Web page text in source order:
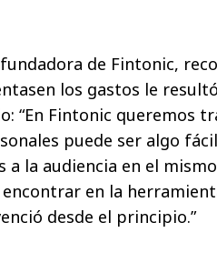
de Fintonic,
los gastos le
“En Fintonic queremos
puede ser algo
la audiencia en el
en la
desde el principio.”